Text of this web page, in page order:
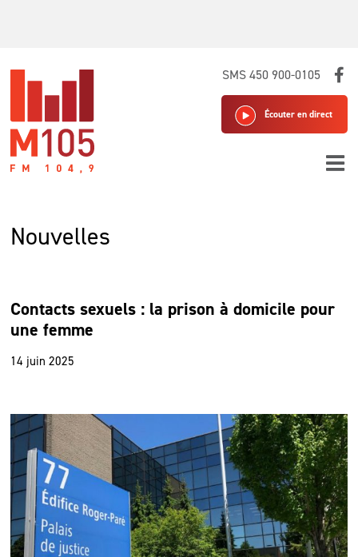
SMS 450 900-0105
Écouter en direct
Nouvelles
Contacts sexuels : la prison à domicile pour
une femme
14 juin 2025